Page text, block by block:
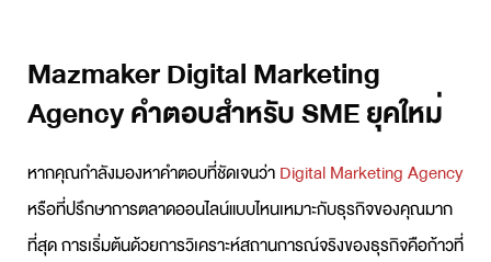
Mazmaker Digital Marketing
Agency คำตอบสำหรับ SME ยุคใหม่
หากคุณกำลังมองหาคำตอบที่ชัดเจนว่าDigital Marketing Agency
หรือที่ปรึกษาการตลาดออนไลน์แบบไหนเหมาะกับธุรกิจของคุณมาก
ที่สุด การเริ่มต้นด้วยการวิเคราะห์สถานการณ์จริงของธุรกิจคือก้าวที่